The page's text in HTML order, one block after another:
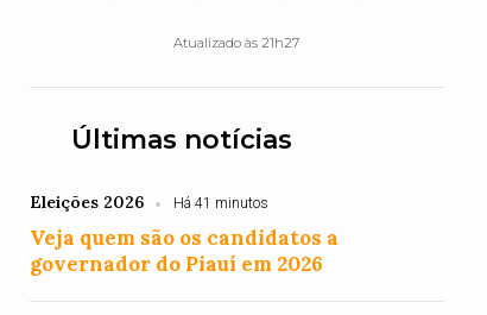
Atualizado às 21h27
Últimas notícias
Eleições 2026 Há 41 minutos
Veja quem são os candidatos a
governador do Piauí em 2026